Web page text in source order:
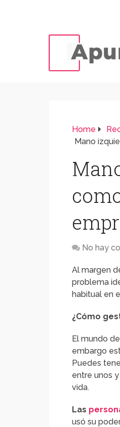
Home
Mano
No hay
Al margen
problema
habitual en
¿Cómo
El mundo
embargo
Puedes
entre unos
vida.
Las
usó su